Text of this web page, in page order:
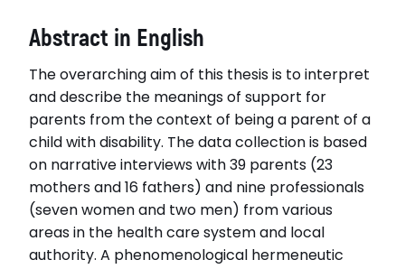
Abstract in English
The overarching aim of this thesis is to interpret
and describe the meanings of support for
parents from the context of being a parent of a
child with disability. The data collection is based
on narrative interviews with 39 parents (23
mothers and 16 fathers) and nine professionals
(seven women and two men) from various
areas in the health care system and local
authority. A phenomenological hermeneutic